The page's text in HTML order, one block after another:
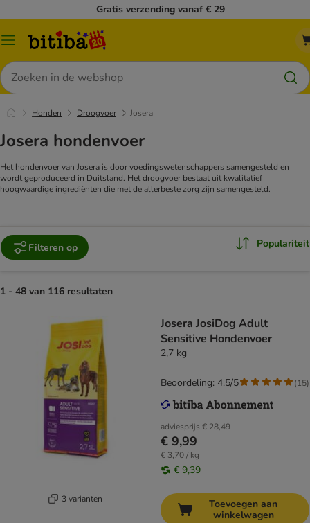
Gratis verzending vanaf € 29
Catalogusmenu
Zoeken
Honden Droogvoer Josera
Josera hondenvoer
Het hondenvoer van Josera is door voedingswetenschappers samengesteld en
wordt geproduceerd in Duitsland. Het droogvoer bestaat uit kwalitatief
hoogwaardige ingrediënten die met de allerbeste zorg zijn samengesteld.
Filteren op Populariteit
1 - 48 van 116 resultaten
3 varianten
Josera JosiDog Adult
Sensitive Hondenvoer
2,7 kg
adviesprijs € 28,49
€ 9,99
€ 3,70 / kg
€ 9,39
Beoordeling: 4.5/5 (15)
Toevoegen aan
winkelwagen